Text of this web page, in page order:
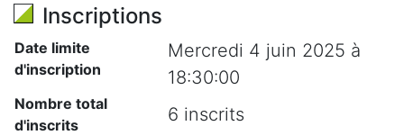
Inscriptions
Date limite
d'inscription
Mercredi 4 juin 2025 à
18:30:00
Nombre total
d'inscrits
6 inscrits